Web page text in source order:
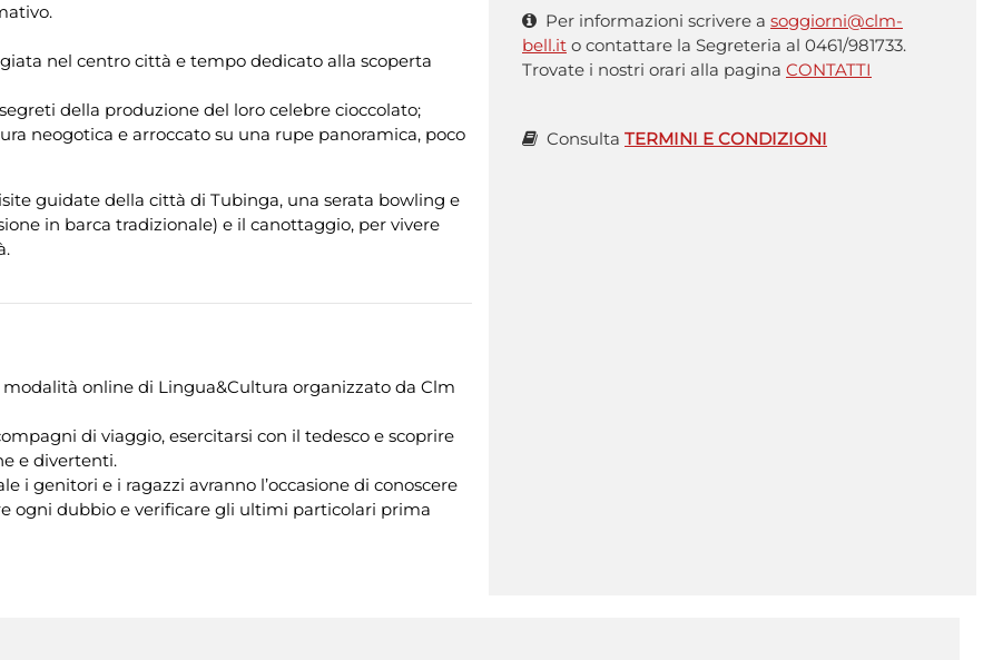
nel centro città e tempo dedicato alla scoperta
della produzione del loro celebre cioccolato;
neogotica e arroccato su una rupe panoramica, poco
guidate della città di Tubinga, una serata bowling e
in barca tradizionale) e il canottaggio, per vivere
online di Lingua&Cultura organizzato da Clm
di viaggio, esercitarsi con il tedesco e scoprire
e divertenti.
genitori e i ragazzi avranno l’occasione di conoscere
ogni dubbio e verificare gli ultimi particolari prima
Per informazioni scrivere a soggiorni@clm-
bell.it o contattare la Segreteria al 0461/981733.
Trovate i nostri orari alla pagina CONTATTI
Consulta TERMINI E CONDIZIONI